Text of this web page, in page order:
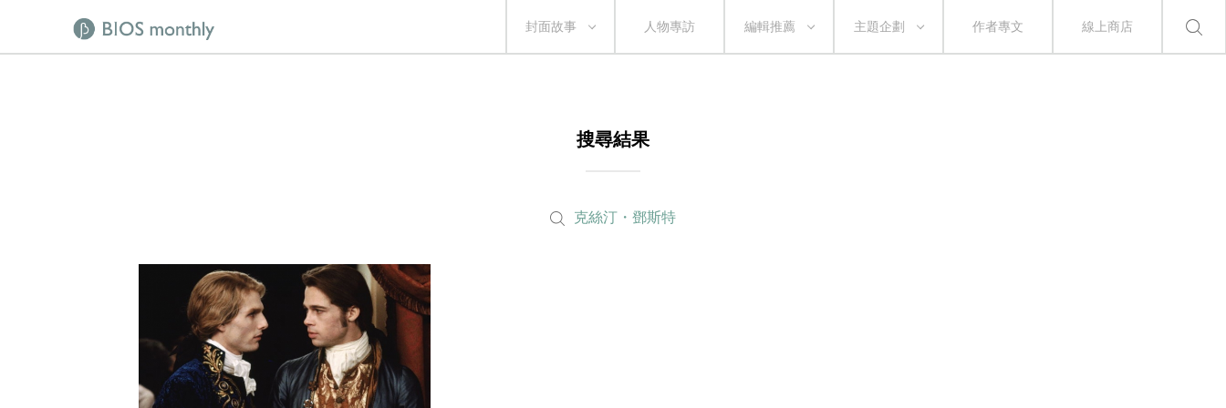
封面故事 人物專訪 編輯推薦 主題企劃 作者專文 線上商店
搜尋結果
克絲汀・鄧斯特